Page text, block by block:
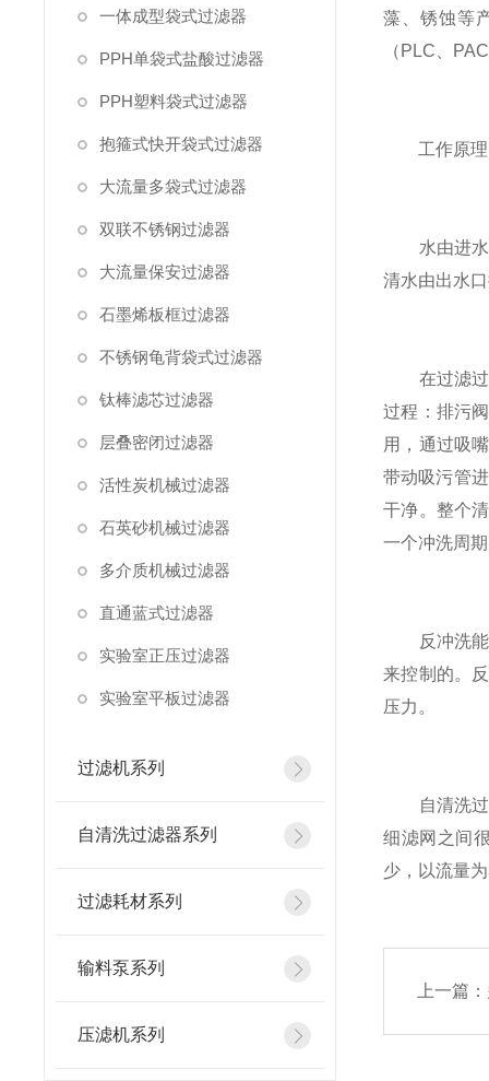
一体成型袋式过滤器
PPH单袋式盐酸过滤器
PPH塑料袋式过滤器
抱箍式快开袋式过滤器
大流量多袋式过滤器
双联不锈钢过滤器
大流量保安过滤器
石墨烯板框过滤器
不锈钢龟背袋式过滤器
钛棒滤芯过滤器
层叠密闭过滤器
活性炭机械过滤器
石英砂机械过滤器
多介质机械过滤器
直通蓝式过滤器
实验室正压过滤器
实验室平板过滤器
过滤机系列
自清洗过滤器系列
过滤耗材系列
输料泵系列
压滤机系列
藻、锈蚀等
（PLC、
工作原理
水由进水口
清水由出水
在过滤过程
过程：排污
用，通过吸
带动吸污管
干净。整个
一个冲洗周
反冲洗能自
来控制的。
压力。
自清洗过滤
细滤网之间
少，以流量
上一篇：